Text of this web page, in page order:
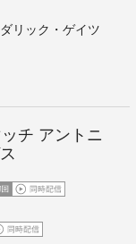
リック・ゲイツ
チ アントニ